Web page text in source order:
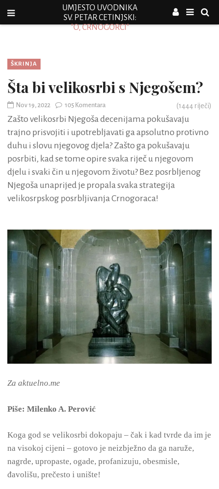
UMJESTO UVODNIKA
SV. PETAR CETINJSKI:
"O, CRNOGORCI"
ŠKRINJA
Šta bi velikosrbi s Njegošem?
Nov 19, 2022 105 Komentara (1444 riječi)
Zašto velikosrbi Njegoša decenijama pokušavaju
trajno prisvojiti i upotrebljavati ga apsolutno protivno
duhu i slovu njegovog djela? Zašto ga pokušavaju
posrbiti, kad se tome opire svaka riječ u njegovom
djelu i svaki čin u njegovom životu? Bez posrbljenog
Njegoša unaprijed je propala svaka strategija
velikosrpskog posrbljivanja Crnogoraca!
Za aktuelno.me
Piše: Milenko A. Perović
Koga god se velikosrbi dokopaju – čak i kad tvrde da im je
na visokoj cijeni – gotovo je neizbježno da ga naruže,
nagrde, upropaste, ogade, profanizuju, obesmisle,
đavolišu, prečesto i unište!